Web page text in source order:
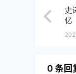
史
亿
0 条回